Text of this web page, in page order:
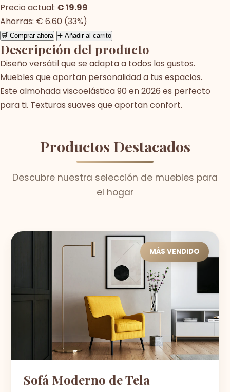
Precio actual: € 19.99
Ahorras: € 6.60 (33%)
🛒 Comprar ahora ➕ Añadir al carrito
Descripción del producto
Diseño versátil que se adapta a todos los gustos.
Muebles que aportan personalidad a tus espacios.
Este almohada viscoelástica 90 en 2026 es perfecto
para ti. Texturas suaves que aportan confort.
Productos Destacados
Descubre nuestra selección de muebles para
el hogar
MÁS VENDIDO
Sofá Moderno de Tela